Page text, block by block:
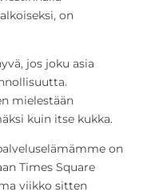
on
jos joku asia
mielestään
kuin itse kukka.
on
Times Square
viikko sitten